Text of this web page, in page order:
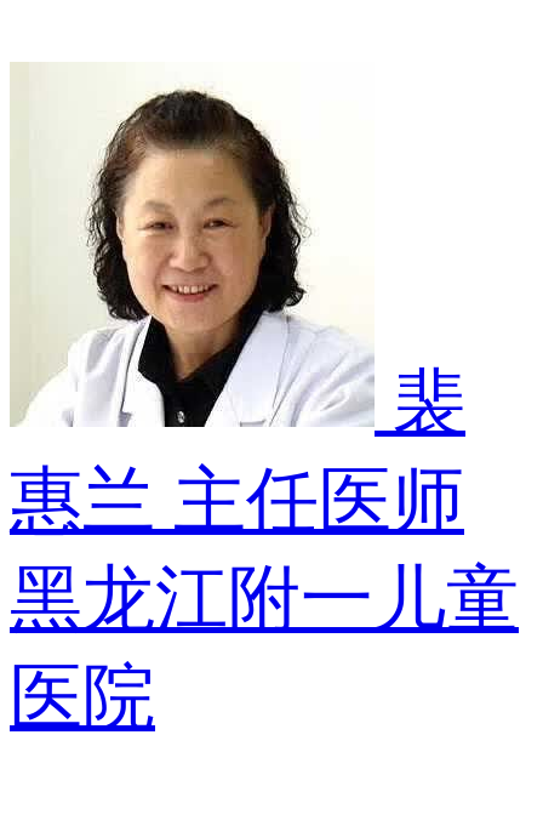
裴
惠兰 主任医师
黑龙江附一儿童
医院